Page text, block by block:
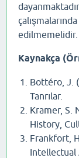
edilmemelidir.
Kaynakça
Bottéro, J.
Tanrılar.
Kramer, S.
History,
Frankfort,
Intellectual